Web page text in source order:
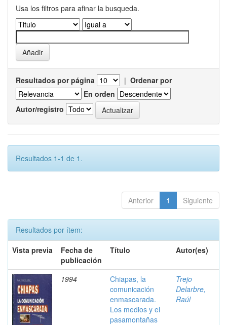
Usa los filtros para afinar la busqueda.
Resultados por página | Ordenar por
En orden
Autor/registro
Resultados 1-1 de 1.
Anterior 1 Siguiente
Resultados por ítem:
Vista previa
Fecha de
publicación
Título Autor(es)
1994
Chiapas, la
comunicación
enmascarada.
Los medios y el
pasamontañas
Trejo
Delarbre,
Raúl